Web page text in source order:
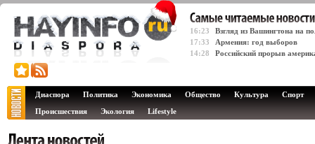
16:23
Взгляд из Вашингтона на
17:33
Армения: год выборов
14:28
Российский прорыв
Диаспора Политика Экономика Общество Культура
Спорт
Происшествия
Экология Lifestyle